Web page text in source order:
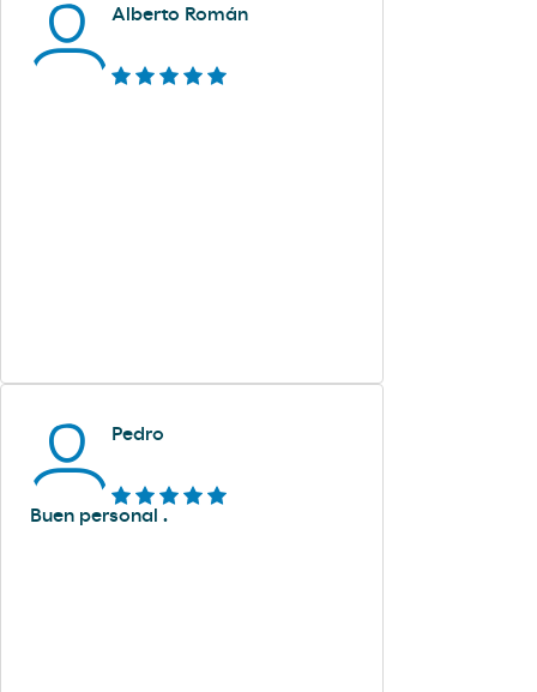
Alberto Román
Pedro
Buen personal .